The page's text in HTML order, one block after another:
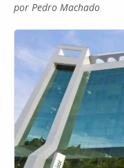
por Pedro Machado